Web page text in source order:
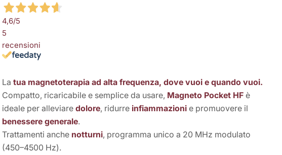
Apri supporto 8 in modalità modale
4,6/5
5
recensioni
Latua magnetoterapia ad alta frequenza, dove vuoi e quando vuoi.
Compatto, ricaricabile e semplice da usare, Magneto Pocket HF è
ideale per alleviaredolore, ridurre infiammazioni e promuovere il
benessere generale.
Trattamenti anche notturni, programma unico a 20 MHz modulato
(450–4500 Hz).